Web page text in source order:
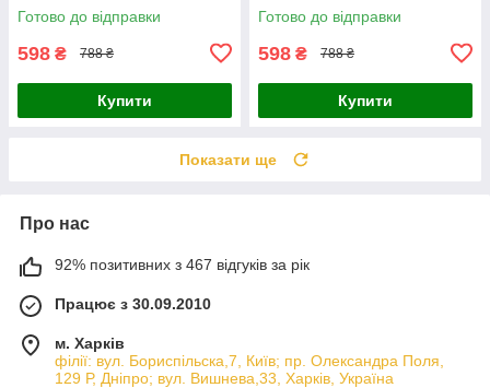
Готово до відправки
598 ₴ 788 ₴
Купити
Готово до відправки
598 ₴ 788 ₴
Купити
Показати ще
Про нас
92% позитивних з 467 відгуків за рік
Працює з 30.09.2010
м. Харків
філії: вул. Бориcпільска,7, Київ; пр. Олександра Поля,
129 Р, Дніпро; вул. Вишнева,33, Харків, Україна